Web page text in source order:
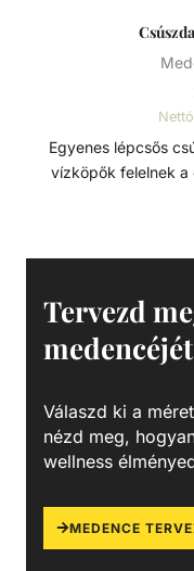
Egyenes lépcsős csúszda A biztonsági
vízköpők felelnek a
Tervezd
medencéjét
Válaszd ki a
nézd meg,
wellness
MEDENCE